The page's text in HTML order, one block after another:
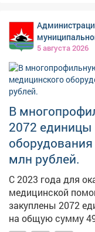
поколения. Они
ситуациях и не
прямо сейчас. Базовые приемы оказания первой
инструктор городской
стартовали. В
населения, в том числе
занятий будут
имеют
пострадавшим.
5 августа 2026
В
2072 единицы
млн рублей.
С 2023 года для
медицинской
закуплены 2072
на общую сумму 490,6 млн